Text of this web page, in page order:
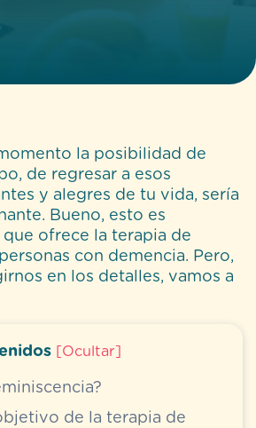
la posibilidad de
de regresar a esos
y alegres de tu vida, sería
Bueno, esto es
ofrece la terapia de
con demencia. Pero,
en los detalles, vamos a
Ocultar
de la terapia de